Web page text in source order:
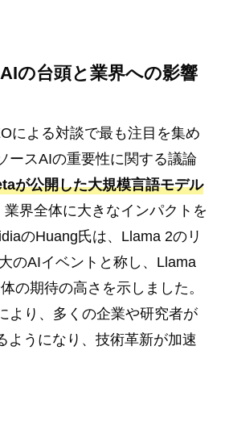
の台頭と業界への影響
による対談で最も注目を集め
ースAIの重要性に関する議論
が公開した大規模言語モデル
業界全体に大きなインパクトを
のHuang氏は、Llama 2のリ
のAIイベントと称し、Llama
の期待の高さを示しました。
より、多くの企業や研究者が
ようになり、技術革新が加速